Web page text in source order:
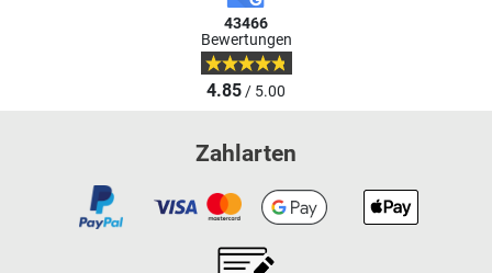
43466
Bewertungen
4.85/ 5.00
Zahlarten